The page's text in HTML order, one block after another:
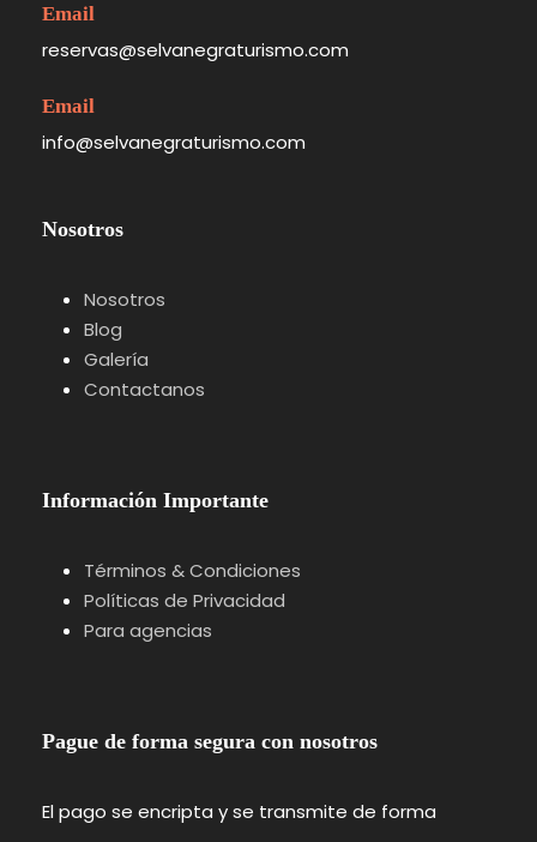
Email
reservas@selvanegraturismo.com
Email
info@selvanegraturismo.com
Nosotros
Nosotros
Blog
Galería
Contactanos
Información Importante
Términos & Condiciones
Políticas de Privacidad
Para agencias
Pague de forma segura con nosotros
El pago se encripta y se transmite de forma